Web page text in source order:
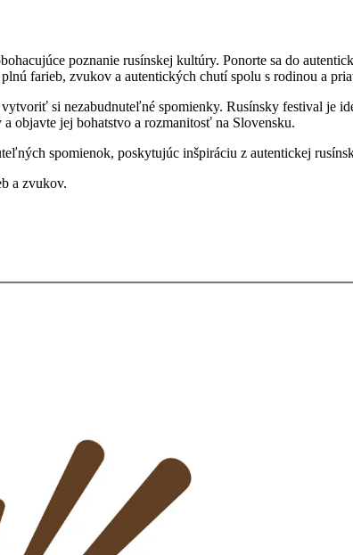
poznanie rusínskej kultúry. Ponorte sa do
farieb, zvukov a autentických chutí spolu s rodinou a
si nezabudnuteľné spomienky. Rusínsky festival je
objavte jej bohatstvo a rozmanitosť na Slovensku.
spomienok, poskytujúc inšpiráciu z autentickej
a zvukov.